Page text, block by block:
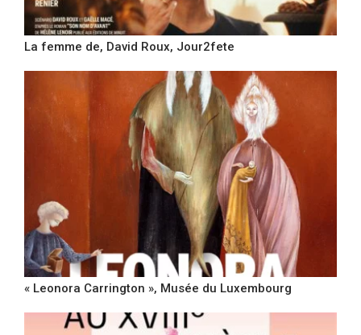
La femme de, David Roux, Jour2fete
« Leonora Carrington », Musée du Luxembourg